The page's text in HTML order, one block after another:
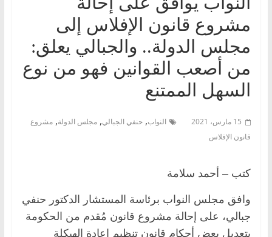
مشروع قانون الإفلاس إلى
مجلس الدولة.. والجبالي يعلق:
من أصعب القوانين فهو من نوع
السهل الممتنع
15 مارس، 2021 النواب, حنفي الجبالي, مجلس الدولة, مشروع
قانون الإفلاس
كتب – أحمد سلامة
وافق مجلس النواب برئاسة المستشار الدكتور حنفي
جبالي، على إحالة مشروع قانون مُقدم من الحكومة
بتعديل بعض أحكام قانون تنظيم إعادة الهيكلة